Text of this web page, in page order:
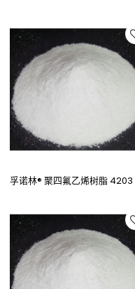
孚诺林® 聚四氟乙烯树脂 4203